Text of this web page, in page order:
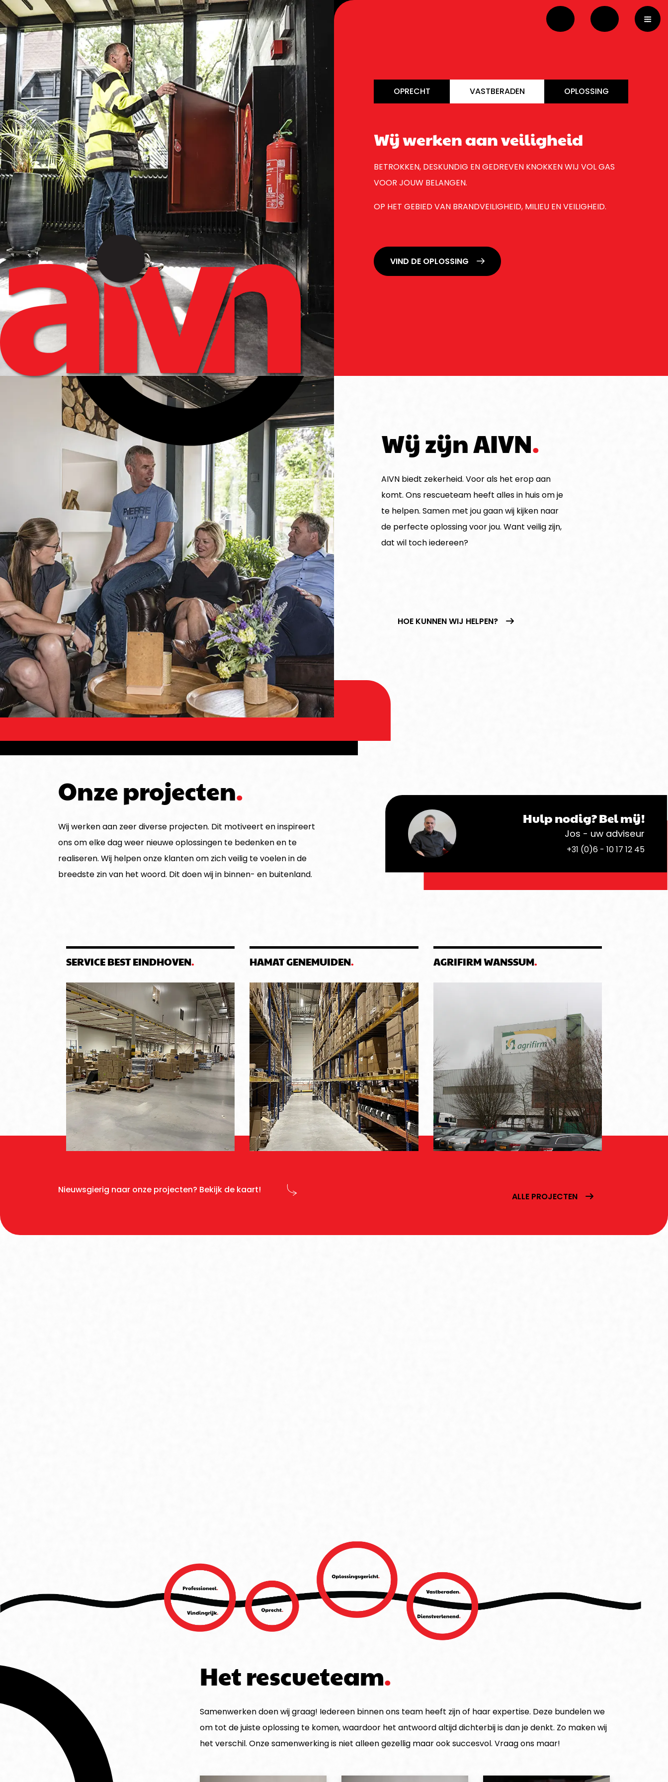
overslaan
OPRECHT VASTBERADEN OPLOSSING
Wij werken aan veiligheid
BETROKKEN, DESKUNDIG EN GEDREVEN KNOKKEN WIJ VOL GAS
VOOR JOUW BELANGEN.
OP HET GEBIED VAN BRANDVEILIGHEID, MILIEU EN VEILIGHEID.
VIND DE OPLOSSING
Wij zijn AIVN
AIVN biedt zekerheid. Voor als het erop aan
komt. Ons rescueteam heeft alles in huis om je
te helpen. Samen met jou gaan wij kijken naar
de perfecte oplossing voor jou. Want veilig zijn,
dat wil toch iedereen?
HOE KUNNEN WIJ HELPEN?
Onze projecten
Wij werken aan zeer diverse projecten. Dit motiveert en inspireert
ons om elke dag weer nieuwe oplossingen te bedenken en te
realiseren. Wij helpen onze klanten om zich veilig te voelen in de
breedste zin van het woord. Dit doen wij in binnen- en buitenland.
Hulp nodig? Bel mij!
Jos - uw adviseur
+31 (0)6 - 10 17 12 45
SERVICE BEST EINDHOVEN HAMAT GENEMUIDEN AGRIFIRM WANSSUM
Nieuwsgierig naar onze projecten? Bekijk de kaart!
ALLE PROJECTEN
Het rescueteam
Samenwerken doen wij graag! Iedereen binnen ons team heeft zijn of haar expertise. Deze bundelen we
om tot de juiste oplossing te komen, waardoor het antwoord altijd dichterbij is dan je denkt. Zo maken wij
het verschil. Onze samenwerking is niet alleen gezellig maar ook succesvol. Vraag ons maar!